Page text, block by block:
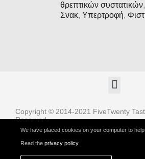
θρεπτικών συστατικών,
Σνακ, Υπερτροφή,
Copyright © 2014-2021 FiveTwenty
Reserved
We have placed cookies on your computer to
Read the privacy policy